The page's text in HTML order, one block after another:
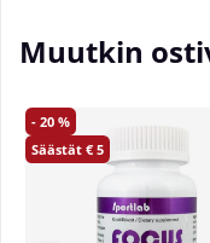
Muutkin
20
5